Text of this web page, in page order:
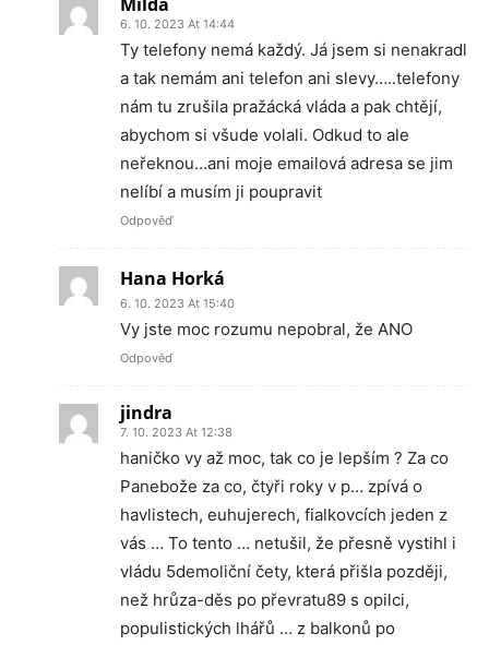
6. 10. 2023 At 14:44
Ty telefony nemá každý. Já jsem si nenakradl
a tak nemám ani telefon ani slevy…..telefony
nám tu zrušila pražácká vláda a pak chtějí,
abychom si všude volali. Odkud to ale
neřeknou…ani moje emailová adresa se jim
nelíbí a musím ji poupravit
Odpověď
Hana Horká
6. 10. 2023 At 15:40
Vy jste moc rozumu nepobral, že ANO
Odpověď
jindra
7. 10. 2023 At 12:38
haničko vy až moc, tak co je lepším ? Za co
Panebože za co, čtyři roky v p… zpívá o
havlistech, euhujerech, fialkovcích jeden z
vás … To tento … netušil, že přesně vystihl i
vládu 5demoliční čety, která přišla později,
než hrůza-děs po převratu89 s opilci,
populistických lhářů … z balkonů po